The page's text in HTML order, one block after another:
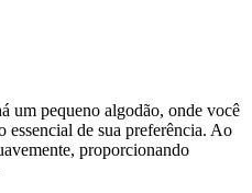
um pequeno algodão, onde você
essencial de sua preferência. Ao
proporcionando